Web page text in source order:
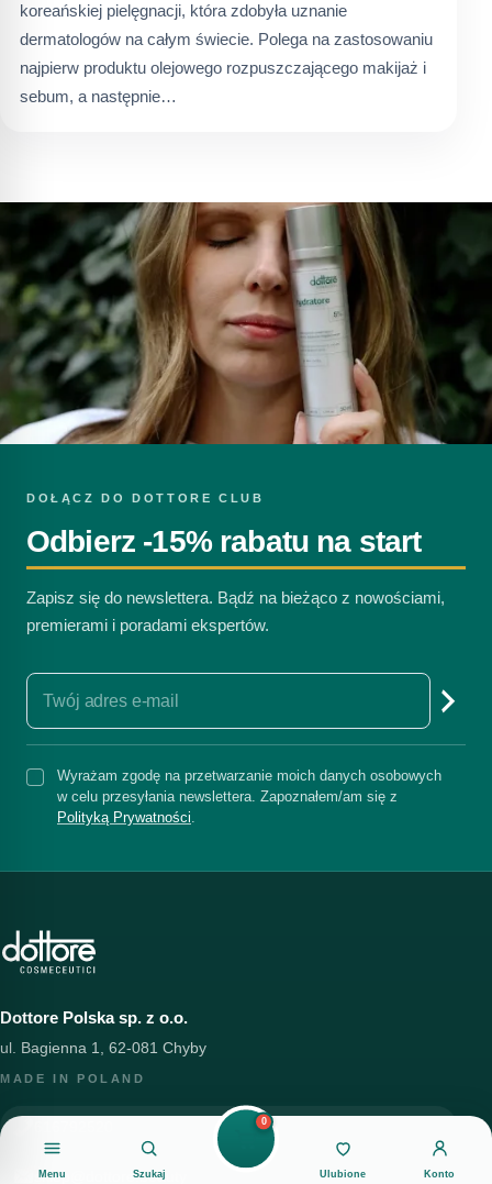
Menu Szukaj
0
Ulubione Konto
koreańskiej pielęgnacji, która zdobyła uznanie
dermatologów na całym świecie. Polega na zastosowaniu
najpierw produktu olejowego rozpuszczającego makijaż i
sebum, a następnie…
DOŁĄCZ DO DOTTORE CLUB
Odbierz -15% rabatu na start
Zapisz się do newslettera. Bądź na bieżąco z nowościami,
premierami i poradami ekspertów.
Wyrażam zgodę na przetwarzanie moich danych osobowych
w celu przesyłania newslettera. Zapoznałem/am się z
Polityką Prywatności.
Dottore Polska sp. z o.o.
ul. Bagienna 1, 62-081 Chyby
MADE IN POLAND
sklep@dottore.beauty